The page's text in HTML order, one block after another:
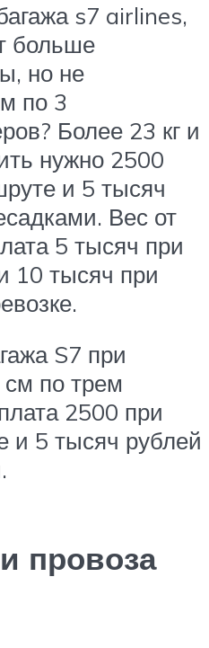
s7 airlines,
больше
но не
по 3
Более 23 кг и
нужно 2500
и 5 тысяч
Вес от
5 тысяч при
10 тысяч при
S7 при
по трем
2500 при
и 5 тысяч рублей
провоза